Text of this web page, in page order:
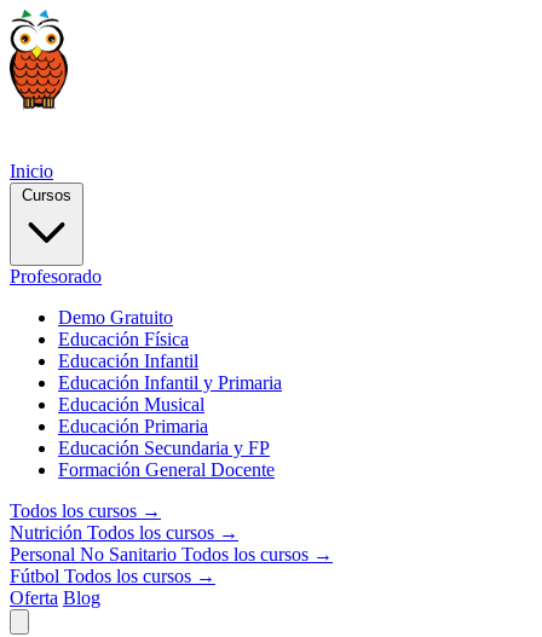
Inicio
Cursos
Profesorado
Demo Gratuito
Educación Física
Educación Infantil
Educación Infantil y Primaria
Educación Musical
Educación Primaria
Educación Secundaria y FP
Formación General Docente
Todos los cursos →
Nutrición Todos los cursos →
Personal No Sanitario Todos los cursos →
Fútbol Todos los cursos →
Oferta Blog